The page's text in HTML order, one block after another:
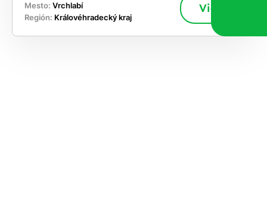
Mesto: Vrchlabí
Región: Královéhradecký kraj
Viac